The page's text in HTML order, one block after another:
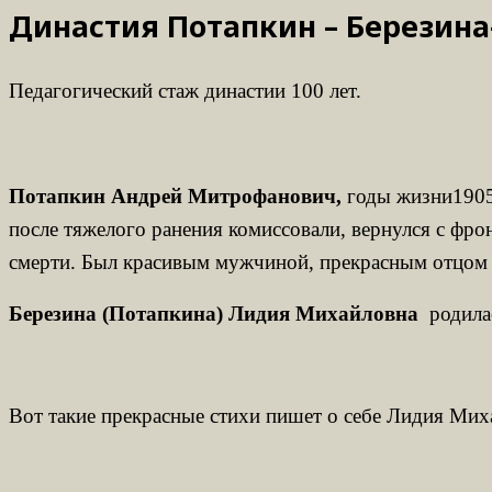
Династия Потапкин –
Педагогический стаж династии 100 лет.
Потапкин Андрей Митрофанович, годы жизни
после тяжелого ранения комиссовали, вернулся с
смерти. Был красивым мужчиной, прекрасным
Березина (Потапкина) Лидия Михайловна
Вот такие прекрасные стихи пишет о себе Лидия